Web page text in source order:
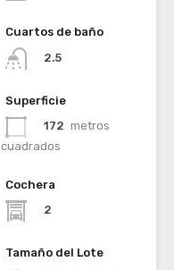
Cuartos de baño
2.5
Superficie
172 metros
cuadrados
Cochera
2
Tamaño del Lote